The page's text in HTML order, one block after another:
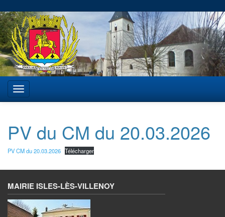
PV du CM du 20.03.2026
PV CM du 20.03.2026 Télécharger
MAIRIE ISLES-LÈS-VILLENOY